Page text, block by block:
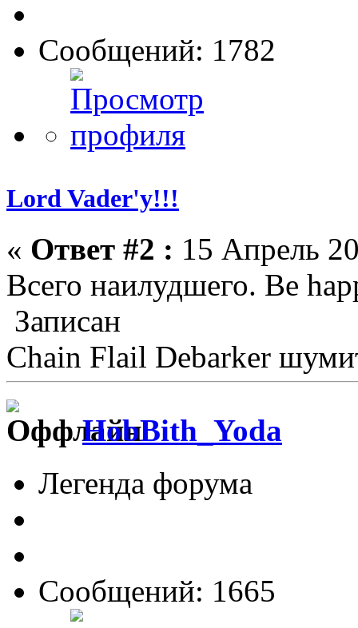
Сообщений: 1782
Lord Vader'у!!!
« Ответ #2 : 15 Апрель
Всего наилудшего. Be
Записан
Chain Flail Debarker
HobBith_Yoda
Легенда форума
Сообщений: 1665